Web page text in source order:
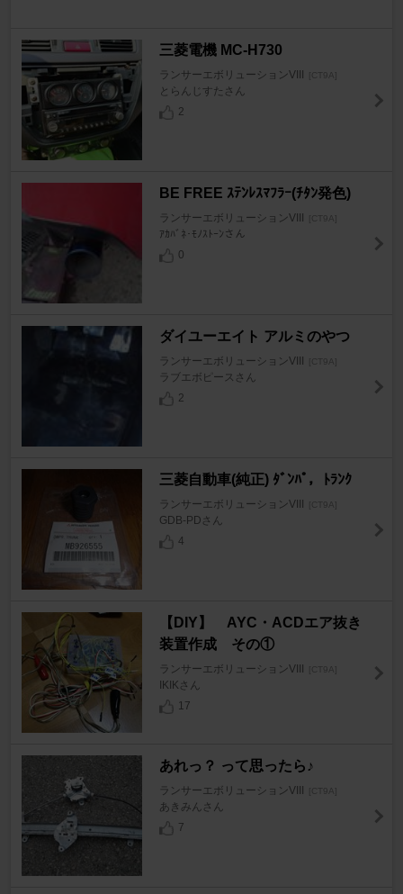
三菱電機 MC-H730
ランサーエボリューションVIII [CT9A]
とらんじすたさん
2
BE FREE ｽﾃﾝﾚｽﾏﾌﾗｰ(ﾁﾀﾝ発色)
ランサーエボリューションVIII [CT9A]
ｱｶﾊﾞﾈ･ﾓﾉｽﾄｰﾝさん
0
ダイユーエイト アルミのやつ
ランサーエボリューションVIII [CT9A]
ラブエボピースさん
2
三菱自動車(純正) ﾀﾞﾝﾊﾟ，ﾄﾗﾝｸ
ランサーエボリューションVIII [CT9A]
GDB-PDさん
4
【DIY】 AYC・ACDエア抜き
装置作成 その①
ランサーエボリューションVIII [CT9A]
IKIKさん
17
あれっ？ って思ったら♪
ランサーエボリューションVIII [CT9A]
あきみんさん
7